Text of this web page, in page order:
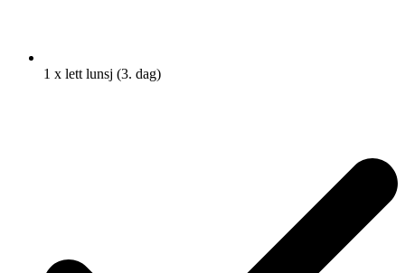
1 x lett lunsj (3. dag)